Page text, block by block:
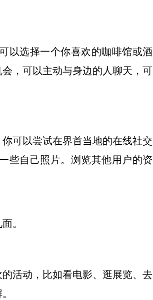
以选择一个你喜欢的咖啡馆或酒
，可以主动与身边的人聊天，可
可以尝试在界首当地的在线社交
些自己照片。浏览其他用户的资
。
活动，比如看电影、逛展览、去